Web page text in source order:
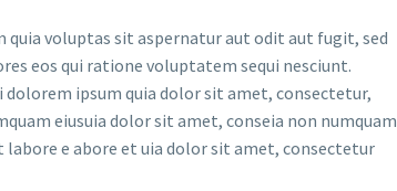
voluptas sit aspernatur aut odit aut fugit, sed
eos qui ratione voluptatem sequi nesciunt.
dolorem ipsum quia dolor sit amet, consectetur,
eiusuia dolor sit amet, conseia non numquam
e abore et uia dolor sit amet, consectetur